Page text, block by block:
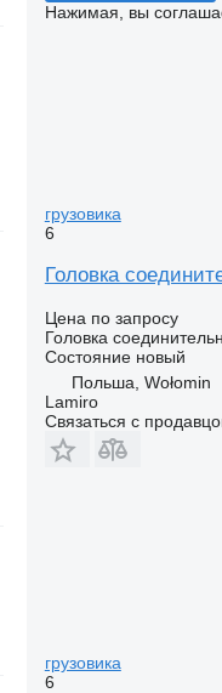
Нажимая, вы
грузовика
6
Головка
Цена по запросу
Головка
Состояниеновый
Польша, Wołomin
Lamiro
Связаться с
грузовика
6